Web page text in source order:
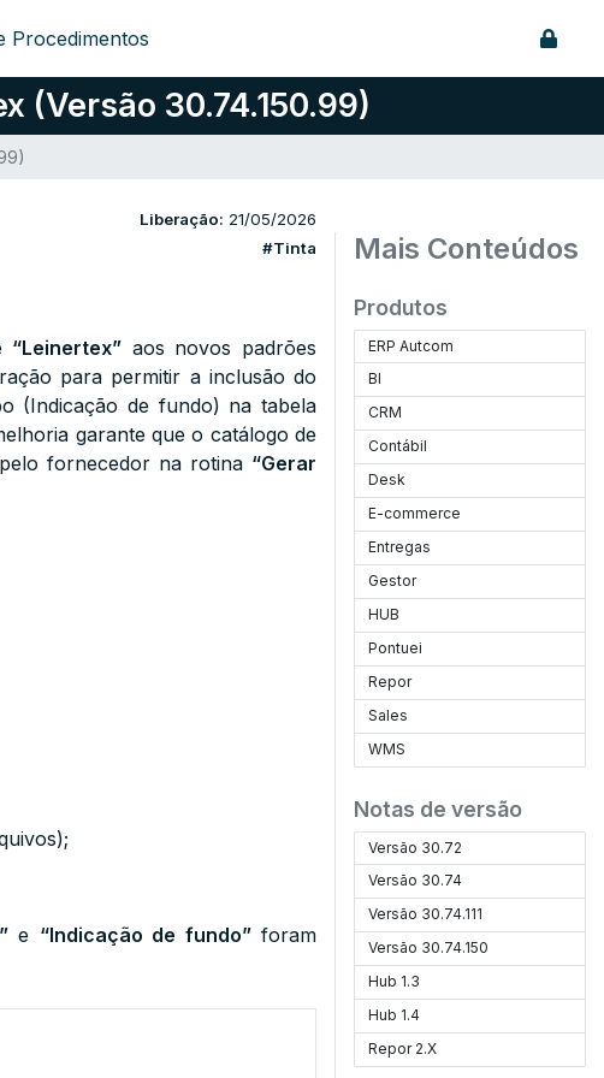
Procedimentos
(Versão 30.74.150.99)
Liberação: 21/05/2026
#Tinta
“Leinertex” aos novos padrões
para permitir a inclusão do
(Indicação de fundo) na tabela
garante que o catálogo de
fornecedor na rotina “Gerar
e “Indicação de fundo”foram
Mais Conteúdos
Produtos
ERP Autcom
BI
CRM
Contábil
Desk
E-commerce
Entregas
Gestor
HUB
Pontuei
Repor
Sales
WMS
Notas de versão
Versão 30.72
Versão 30.74
Versão 30.74.111
Versão 30.74.150
Hub 1.3
Hub 1.4
Repor 2.X